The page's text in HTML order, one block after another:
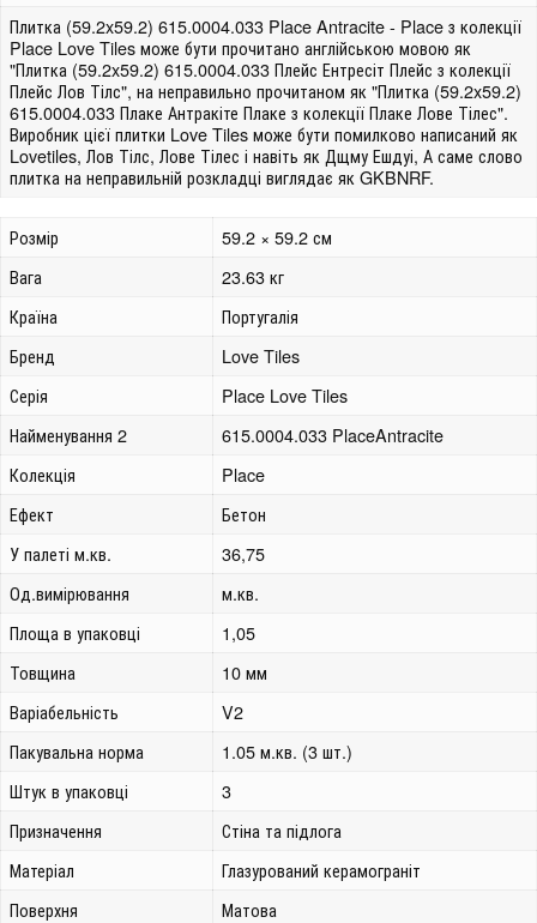
Плитка (59.2x59.2) 615.0004.033 Place Antracite - Place з колекції
Place Love Tiles може бути прочитано англійською мовою як
"Плитка (59.2x59.2) 615.0004.033 Плейс Ентресіт Плейс з колекції
Плейс Лов Тілс", на неправильно прочитаном як "Плитка (59.2x59.2)
615.0004.033 Плаке Антракіте Плаке з колекції Плаке Лове Тілес".
Виробник цієї плитки Love Tiles може бути помилково написаний як
Lovetiles, Лов Тілс, Лове Тілес і навіть як Дщму Ешдуі, А саме слово
плитка на неправильній розкладці виглядає як GKBNRF.
Розмір
59.2 × 59.2 см
Вага
23.63 кг
Країна
Португалія
Бренд
Love Tiles
Серія
Place Love Tiles
Найменування 2
615.0004.033 PlaceAntracite
Колекція
Place
Ефект
Бетон
У палеті м.кв.
36,75
Од.вимірювання
м.кв.
Площа в упаковці
1,05
Товщина
10 мм
Варіабельність
V2
Пакувальна норма
1.05 м.кв. (3 шт.)
Штук в упаковці
3
Призначення
Стіна та підлога
Матеріал
Глазурований керамограніт
Поверхня
Матова